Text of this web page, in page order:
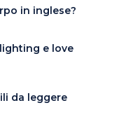
in inglese?
e love
da leggere